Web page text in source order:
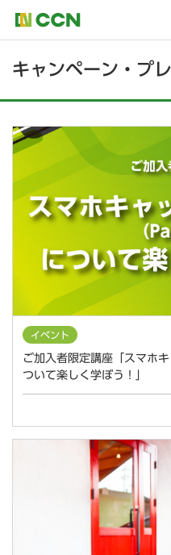
キャンペーン・プ
イベント
ご加入者限定講座「スマホ
ついて楽しく学ぼう！」